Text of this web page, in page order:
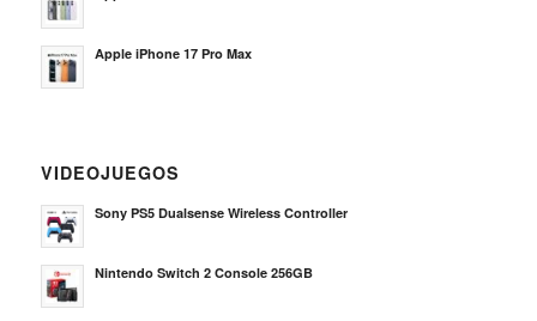
Apple iPhone 17 Pro Max
VIDEOJUEGOS
Sony PS5 Dualsense Wireless Controller
Nintendo Switch 2 Console 256GB